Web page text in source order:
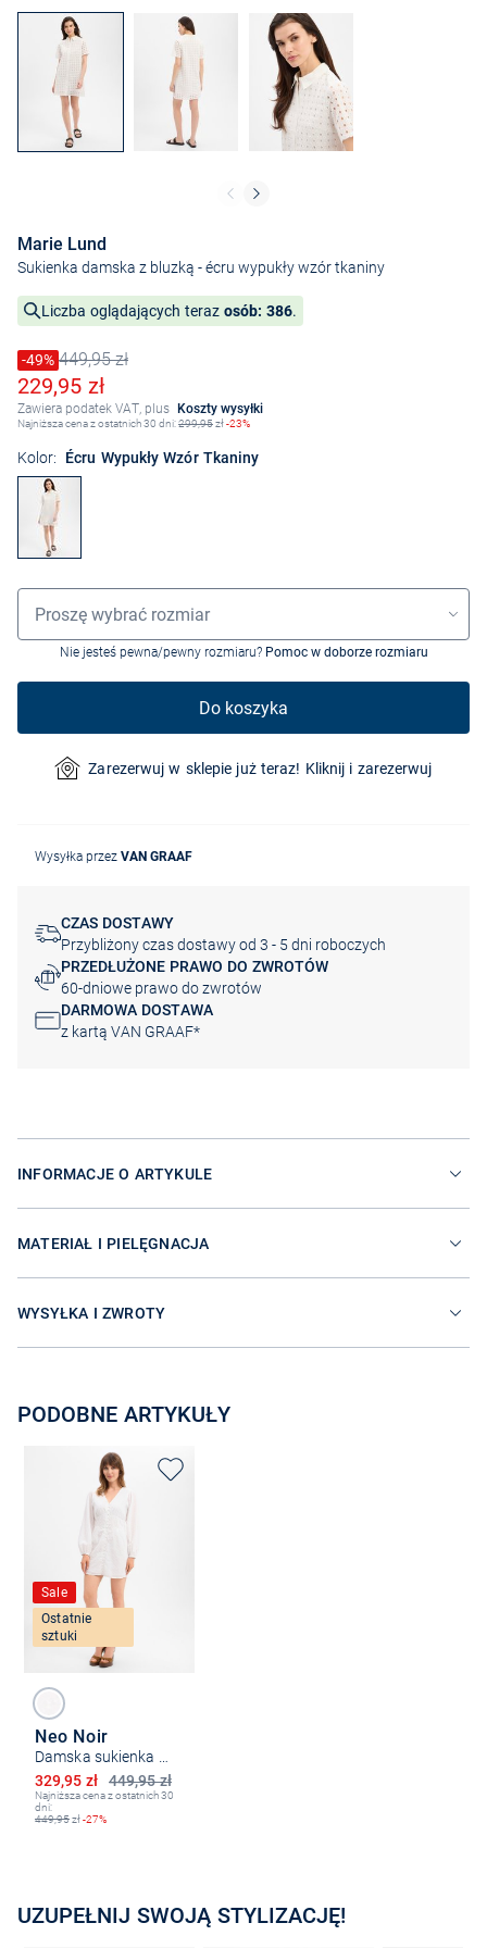
Marie Lund
Sukienka damska z bluzką - écru wypukły wzór tkaniny
Liczba oglądających teraz osób: 386.
Cena obniżona o
-49%
Stara cena449,95 zł
Obniżona cena
229,95 zł
Zawiera podatek VAT, plus Koszty wysyłki
Najniższa cena z ostatnich 30 dni:299,95zł-23%
Kolor: Écru Wypukły Wzór Tkaniny
Wybór rozmiaru
Proszę wybrać rozmiar
Nie jesteś pewna/pewny rozmiaru? Pomoc w doborze rozmiaru
Do koszyka
Zarezerwuj w sklepie już teraz! Kliknij i zarezerwuj
Wysyłka przez VAN GRAAF
CZAS DOSTAWY
Przybliżony czas dostawy od 3 - 5 dni roboczych
PRZEDŁUŻONE PRAWO DO ZWROTÓW
60-dniowe prawo do zwrotów
DARMOWA DOSTAWA
z kartą VAN GRAAF*
INFORMACJE O ARTYKULE
MATERIAŁ I PIELĘGNACJA
WYSYŁKA I ZWROTY
PODOBNE ARTYKUŁY
Sale
Ostatnie
sztuki
Neo Noir
449,95 zł
Obniżona cena
329,95 zł
Najniższa cena z ostatnich 30
dni:
449,95zł-27%
UZUPEŁNIJ SWOJĄ STYLIZACJĘ!